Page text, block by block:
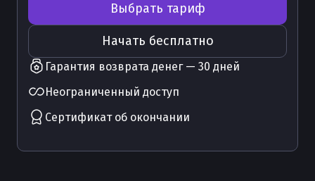
Выбрать тариф
Начать бесплатно
Гарантия возврата денег — 30 дней
Неограниченный доступ
Сертификат об окончании